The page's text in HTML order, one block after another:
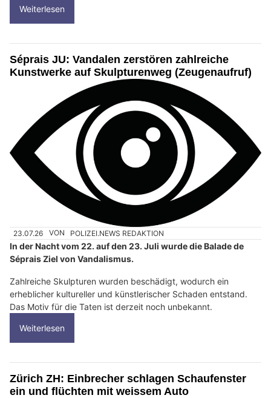
Weiterlesen
Séprais JU: Vandalen zerstören zahlreiche
Kunstwerke auf Skulpturenweg (Zeugenaufruf)
23.07.26 VON POLIZEI.NEWS REDAKTION
In der Nacht vom 22. auf den 23. Juli wurde die Balade de
Séprais Ziel von Vandalismus.
Zahlreiche Skulpturen wurden beschädigt, wodurch ein
erheblicher kultureller und künstlerischer Schaden entstand.
Das Motiv für die Taten ist derzeit noch unbekannt.
Weiterlesen
Zürich ZH: Einbrecher schlagen Schaufenster
ein und flüchten mit weissem Auto